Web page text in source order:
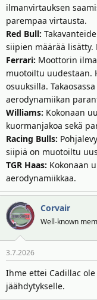
ilmanvirtauksen
parempaa virtausta.
Red Bull:
siipien määrää lisätty.
Ferrari: Moottorin
muotoiltu uudestaan.
osuuksilla.
aerodynamiikan
Williams: Kokonaan
kuormanjakoa sekä
Racing Bulls:
siipiä on muotoiltu
TGR Haas: Kokonaan
aerodynamiikkaa.
Corvair
Well-known
3.7.2026
Ihme ettei Cadillac
jäähdytykselle.